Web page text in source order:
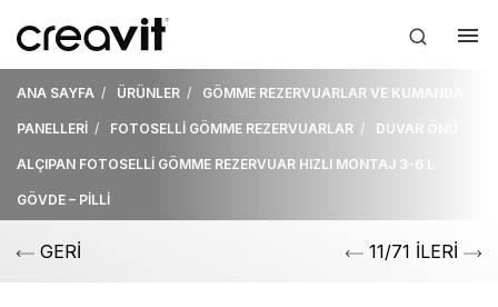
ANA SAYFA ÜRÜNLER GÖMME REZERVUARLAR VE KUMANDA
PANELLERİ FOTOSELLİ GÖMME REZERVUARLAR DUVAR ÖNÜ
ALÇIPAN FOTOSELLİ GÖMME REZERVUAR HIZLI MONTAJ 3-6 L
GÖVDE – PİLLİ
GERİ 11/71 İLERİ